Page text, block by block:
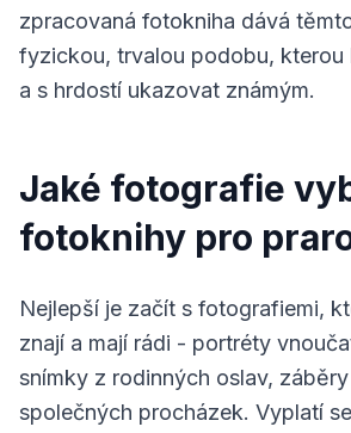
zpracovaná fotokniha dává
fyzickou, trvalou podobu, kterou
a s hrdostí ukazovat známým.
Jaké fotografie
fotoknihy pro
Nejlepší je začít s fotografiemi,
znají a mají rádi - portréty
snímky z rodinných oslav,
společných procházek. Vyplatí